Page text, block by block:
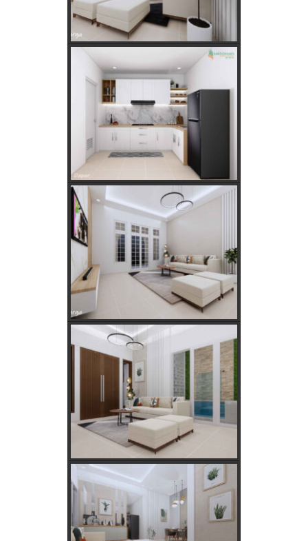
Apakah Feng Shui Buruk Jika Memiliki Tanaman Hias
Golongan Tarif Listrik PLN dan Cara Mengecek Daya
Listrik di Rumah
Kebutuhan Listrik anda Besar perlu Daya Listrik
PLN 3 Phase!
Kebutuhan Listrik yang Tepat untuk Rumah Tangga,
Kantor, dan Industri
Panduan Lengkap Jual Beli Tanah Adat: Regulasi,
Syarat, dan Tips Aman